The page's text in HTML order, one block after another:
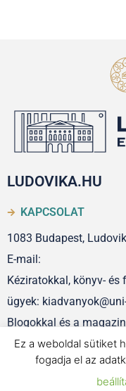
LUDOVIKA.HU
KAPCSOLAT
1083 Budapest,
E-mail:
Kéziratokkal, könyv-
ügyek:
Blogokkal és a
szerkesztoseg@uni-
Ez a weboldal sütiket
fogadja el az